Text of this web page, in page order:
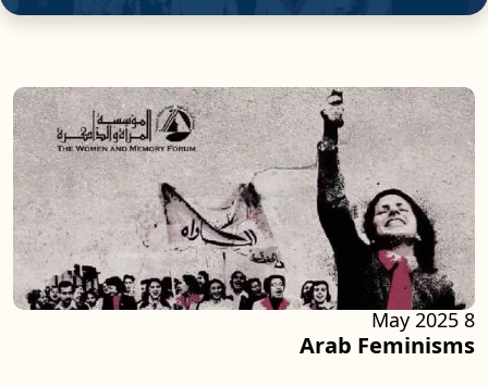
Arab Feminisms
8 May 2025